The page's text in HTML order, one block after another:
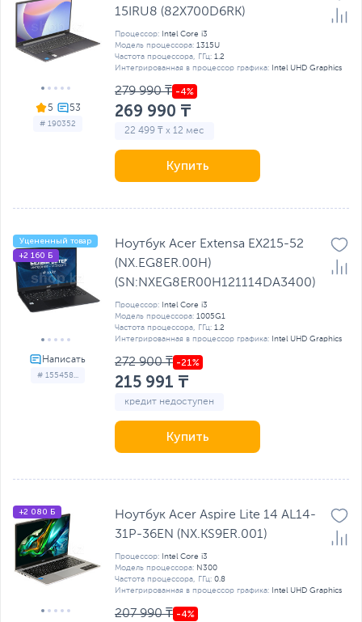
5
# 190352
15IRU8 (82X700D6RK)
Процессор: Intel Core i3
Модель процессора: 1315U
Частота процессора, ГГц: 1.2
Интегрированная в процессор графика: Intel UHD Graphics
279 990 ₸
269 990 ₸
22 499 ₸ x 12 мес
Купить
# 155458...
Уцененный товар
+2 160 Б
Ноутбук Acer Extensa EX215-52
(NX.EG8ER.00H)
(SN:NXEG8ER00H121114DA3400)
Процессор: Intel Core i3
Модель процессора: 1005G1
Частота процессора, ГГц: 1.2
Интегрированная в процессор графика: Intel UHD Graphics
272 900 ₸
215 991 ₸
кредит недоступен
Купить
+2 080 Б
Ноутбук Acer Aspire Lite 14 AL14-
31P-36EN (NX.KS9ER.001)
Процессор: Intel Core i3
Модель процессора: N300
Частота процессора, ГГц: 0.8
Интегрированная в процессор графика: Intel UHD Graphics
207 990 ₸